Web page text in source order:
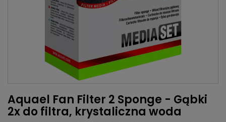
Aquael Fan Filter 2 Sponge - Gąbki
2x do filtra, krystaliczna woda